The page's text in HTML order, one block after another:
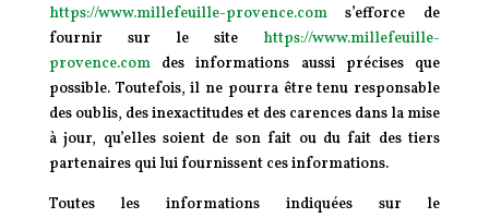
https://www.millefeuille-provence.coms’efforce de
fournir sur le site https://www.millefeuille-
provence.comdes informations aussi précises que
possible. Toutefois, il ne pourra être tenu responsable
des oublis, des inexactitudes et des carences dans la mise
à jour, qu’elles soient de son fait ou du fait des tiers
partenaires qui lui fournissent ces informations.
Toutes les informations indiquées sur le